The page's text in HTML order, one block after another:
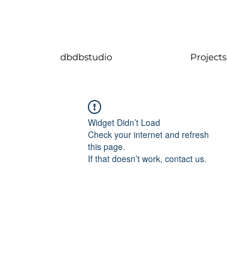
dbdbstudio Projects
Widget Didn’t Load
Check your internet and refresh
this page.
If that doesn’t work, contact us.